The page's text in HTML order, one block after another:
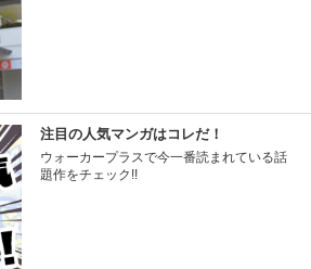
注目の人気マンガはコレだ！
ウォーカープラスで今一番読まれている話
題作をチェック!!